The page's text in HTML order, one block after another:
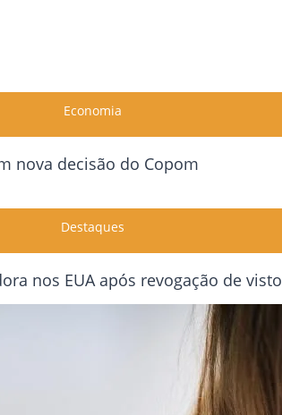
Economia
nova decisão do Copom
Destaques
nos EUA após revogação de visto